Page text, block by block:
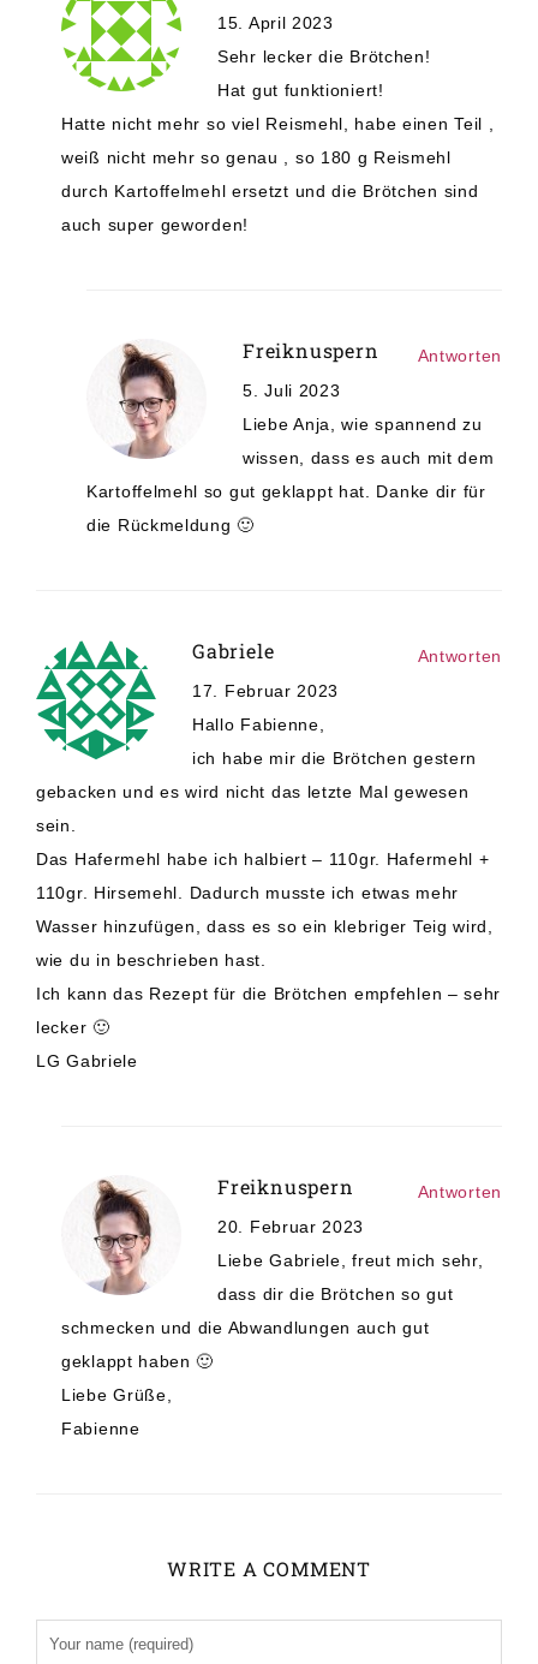
15. April 2023
Sehr lecker die Brötchen!
Hat gut funktioniert!
Hatte nicht mehr so viel Reismehl, habe einen Teil ,
weiß nicht mehr so genau , so 180 g Reismehl
durch Kartoffelmehl ersetzt und die Brötchen sind
auch super geworden!
Freiknuspern
5. Juli 2023
Liebe Anja, wie spannend zu
wissen, dass es auch mit dem
Kartoffelmehl so gut geklappt hat. Danke dir für
die Rückmeldung 🙂
Antworten
Gabriele
17. Februar 2023
Hallo Fabienne,
ich habe mir die Brötchen gestern
gebacken und es wird nicht das letzte Mal gewesen
sein.
Das Hafermehl habe ich halbiert – 110gr. Hafermehl +
110gr. Hirsemehl. Dadurch musste ich etwas mehr
Wasser hinzufügen, dass es so ein klebriger Teig wird,
wie du in beschrieben hast.
Ich kann das Rezept für die Brötchen empfehlen – sehr
lecker 🙂
LG Gabriele
Antworten
Freiknuspern
20. Februar 2023
Liebe Gabriele, freut mich sehr,
dass dir die Brötchen so gut
schmecken und die Abwandlungen auch gut
geklappt haben 🙂
Liebe Grüße,
Fabienne
Antworten
WRITE A COMMENT